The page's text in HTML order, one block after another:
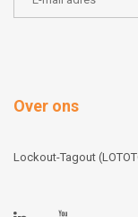
Over ons
Lockout-Tagout